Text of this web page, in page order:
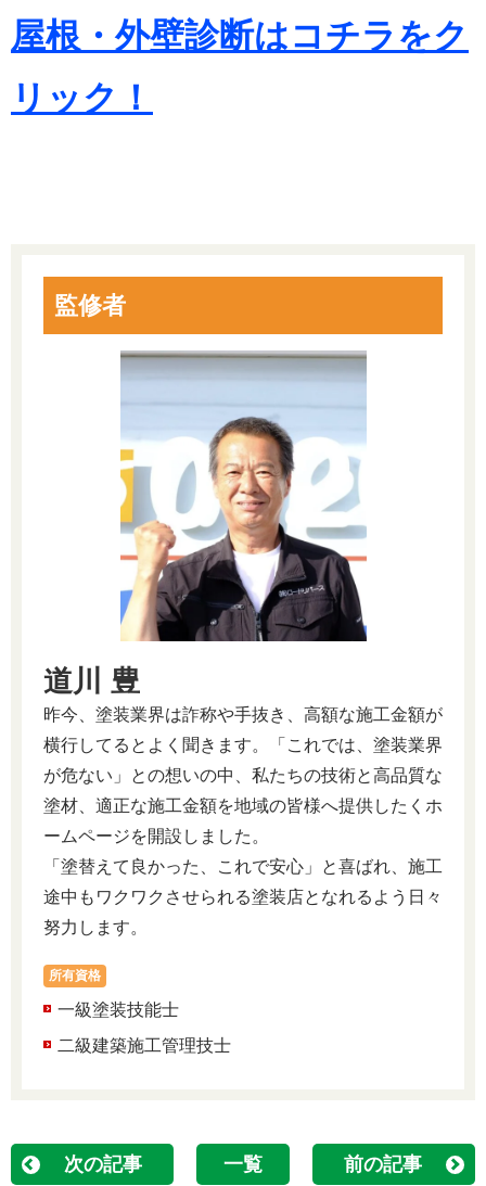
屋根・外壁診断はコチラをク
リック！
監修者
道川 豊
昨今、塗装業界は詐称や手抜き、高額な施工金額が
横行してるとよく聞きます。「これでは、塗装業界
が危ない」との想いの中、私たちの技術と高品質な
塗材、適正な施工金額を地域の皆様へ提供したくホ
ームページを開設しました。
「塗替えて良かった、これで安心」と喜ばれ、施工
途中もワクワクさせられる塗装店となれるよう日々
努力します。
所有資格
一級塗装技能士
二級建築施工管理技士
次の記事 一覧 前の記事